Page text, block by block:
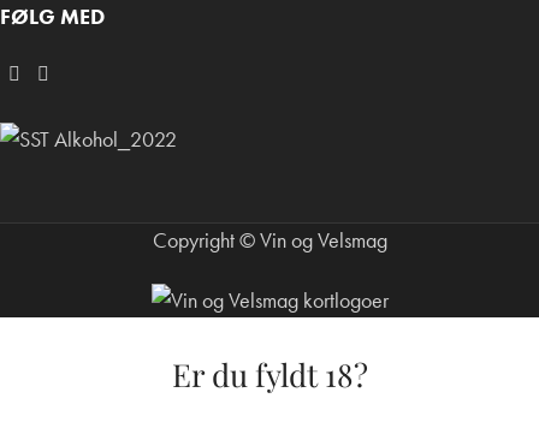
FØLG MED
Copyright © Vin og Velsmag
Er du fyldt 18?